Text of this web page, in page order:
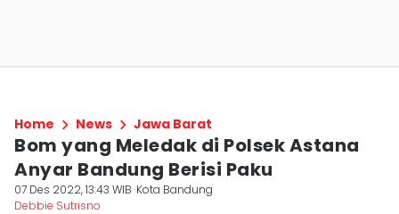
Home News Jawa Barat
Bom yang Meledak di Polsek Astana
Anyar Bandung Berisi Paku
07 Des 2022, 13:43 WIB Kota Bandung
Debbie Sutrisno